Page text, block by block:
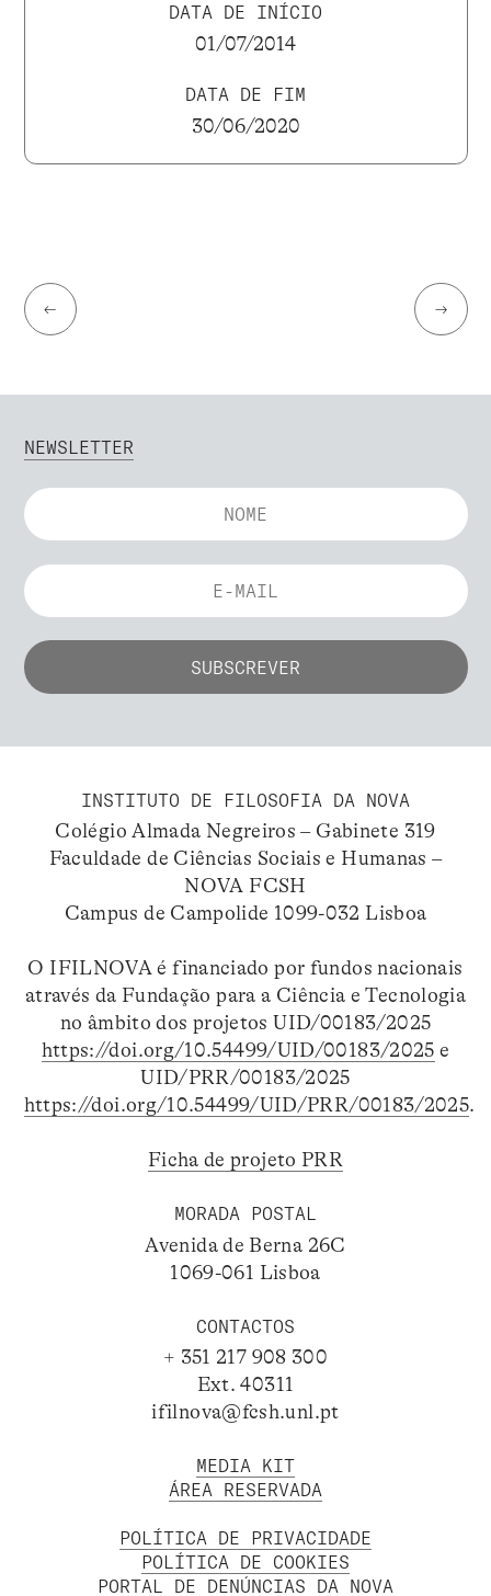
DATA DE INÍCIO
01/07/2014
DATA DE FIM
30/06/2020
← →
NEWSLETTER
INSTITUTO DE FILOSOFIA DA NOVA
Colégio Almada Negreiros – Gabinete 319
Faculdade de Ciências Sociais e Humanas –
NOVA FCSH
Campus de Campolide 1099-032 Lisboa
O IFILNOVA é financiado por fundos nacionais
através da Fundação para a Ciência e Tecnologia
no âmbito dos projetos UID/00183/2025
https://doi.org/10.54499/UID/00183/2025 e
UID/PRR/00183/2025
https://doi.org/10.54499/UID/PRR/00183/2025.
Ficha de projeto PRR
MORADA POSTAL
Avenida de Berna 26C
1069-061 Lisboa
CONTACTOS
+ 351 217 908 300
Ext. 40311
ifilnova@fcsh.unl.pt
MEDIA KIT
ÁREA RESERVADA
POLÍTICA DE PRIVACIDADE
POLÍTICA DE COOKIES
PORTAL DE DENÚNCIAS DA NOVA